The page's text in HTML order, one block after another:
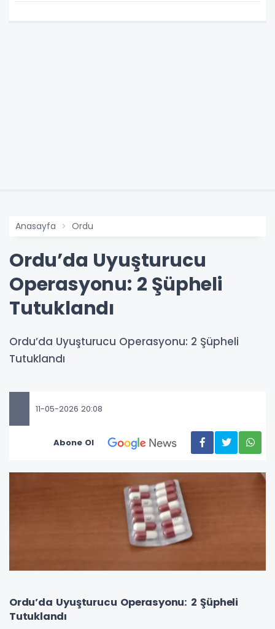
Anasayfa Ordu
Ordu’da Uyuşturucu
Operasyonu: 2 Şüpheli
Tutuklandı
Ordu’da Uyuşturucu Operasyonu: 2 Şüpheli
Tutuklandı
11-05-2026 20:08
Abone Ol
Ordu’da Uyuşturucu Operasyonu: 2 Şüpheli
Tutuklandı